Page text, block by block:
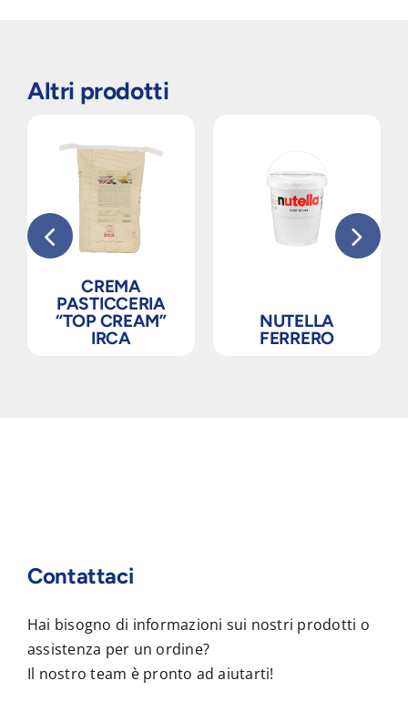
Altri prodotti
CREMA
PASTICCERIA
“TOP CREAM”
IRCA
NUTELLA
FERRERO
Contattaci
Hai bisogno di informazioni sui nostri prodotti o
assistenza per un ordine?
Il nostro team è pronto ad aiutarti!